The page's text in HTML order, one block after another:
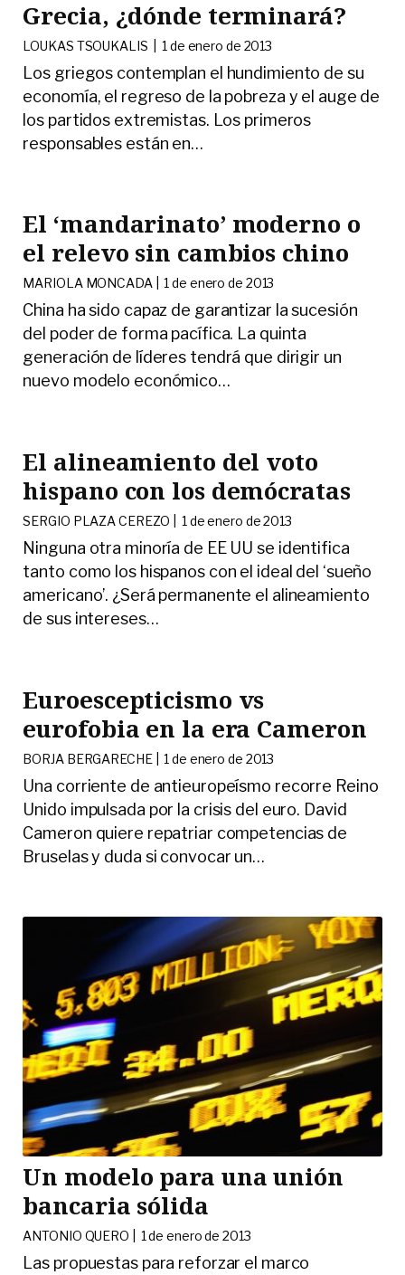
Grecia, ¿dónde terminará?
LOUKAS TSOUKALIS |1 de enero de 2013
Los griegos contemplan el hundimiento de su
economía, el regreso de la pobreza y el auge de
los partidos extremistas. Los primeros
responsables están en…
El ‘mandarinato’ moderno o
el relevo sin cambios chino
MARIOLA MONCADA |1 de enero de 2013
China ha sido capaz de garantizar la sucesión
del poder de forma pacífica. La quinta
generación de líderes tendrá que dirigir un
nuevo modelo económico…
El alineamiento del voto
hispano con los demócratas
SERGIO PLAZA CEREZO | 1 de enero de 2013
Ninguna otra minoría de EE UU se identifica
tanto como los hispanos con el ideal del ‘sueño
americano’. ¿Será permanente el alineamiento
de sus intereses…
Euroescepticismo vs
eurofobia en la era Cameron
BORJA BERGARECHE |1 de enero de 2013
Una corriente de antieuropeísmo recorre Reino
Unido impulsada por la crisis del euro. David
Cameron quiere repatriar competencias de
Bruselas y duda si convocar un…
Un modelo para una unión
bancaria sólida
ANTONIO QUERO | 1 de enero de 2013
Las propuestas para reforzar el marco